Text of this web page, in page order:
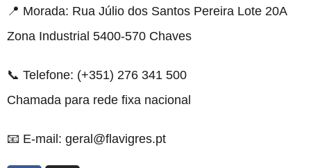
📍 Morada: Rua Júlio dos Santos Pereira Lote 20A
Zona Industrial 5400-570 Chaves
📞 Telefone: (+351) 276 341 500
Chamada para rede fixa nacional
📧 E-mail: geral@flavigres.pt